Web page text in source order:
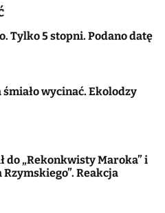
Tylko 5 stopni. Podano datę
śmiało wycinać. Ekolodzy
do „Rekonkwisty Maroka” i
Reakcja